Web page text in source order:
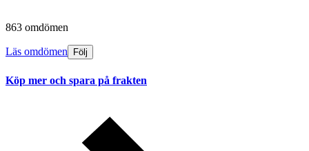
863 omdömen
Läs omdömen Följ
Köp mer och spara på frakten